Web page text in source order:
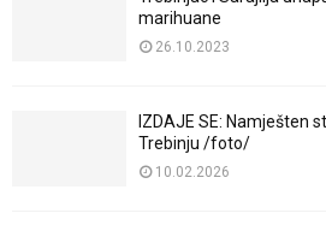
marihuane
26.10.2023
IZDAJE SE: Namješten
Trebinju /foto/
10.02.2026